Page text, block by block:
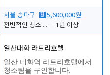
서울 송파구 월 5,600,000원
전반적인 청소 업무(객실청소.객실정리)
1년 이상
일산대화 라트리호텔
일산 대화역 라트리호텔에서
청소팀을 구인합니다.